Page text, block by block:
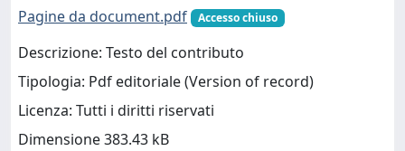
Pagine da document.pdf
Accesso chiuso
Descrizione: Testo del contributo
Tipologia: Pdf editoriale (Version of record)
Licenza: Tutti i diritti riservati
Dimensione 383.43 kB